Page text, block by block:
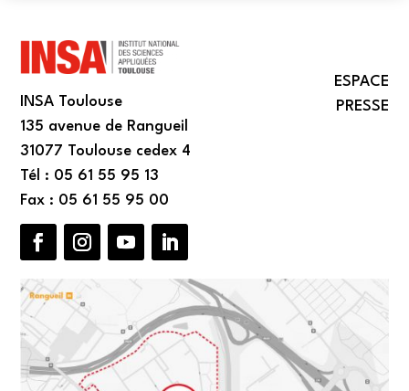
INSA Toulouse
135 avenue de Rangueil
31077 Toulouse cedex 4
Tél : 05 61 55 95 13
Fax : 05 61 55 95 00
ESPACE
PRESSE